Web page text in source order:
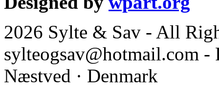
2026 Sylte & Sav - All
sylteogsav@hotmail.com
Næstved · Denmark